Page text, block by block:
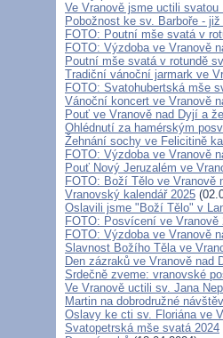
Ve Vranově jsme uctili svatou
Pobožnost ke sv. Barboře -
FOTO: Poutní mše svatá v
FOTO: Výzdoba ve Vranově
Poutní mše svatá v rotundě
Tradiční vánoční jarmark ve
FOTO: Svatohubertská mše
Vánoční koncert ve Vranově
Pouť ve Vranově nad Dyjí a
Ohlédnutí za hamérským
Žehnání sochy ve Felicitině
FOTO: Výzdoba ve Vranově
Pouť Nový Jeruzalém ve
FOTO: Boží Tělo ve Vranově
Vranovský kalendář 2025
Oslavili jsme "Boží Tělo" v
FOTO: Posvícení ve Vranově
FOTO: Výzdoba ve Vranově
Slavnost Božího Těla ve
Den zázraků ve Vranově nad
Srdečně zveme: vranovské
Ve Vranově uctili sv. Jana
Martin na dobrodružné
Oslavy ke cti sv. Floriána ve
Svatopetrská mše svatá 2024